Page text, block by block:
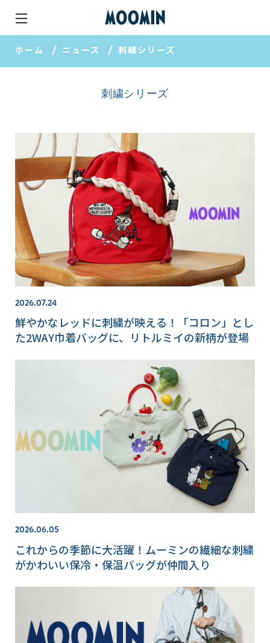
ホーム ニュース 刺繍シリーズ
刺繍シリーズ
2026.07.24
鮮やかなレッドに刺繍が映える！「コロン」とし
た2WAY巾着バッグに、リトルミイの新柄が登場
2026.06.05
これからの季節に大活躍！ムーミンの繊細な刺繍
がかわいい保冷・保温バッグが仲間入り